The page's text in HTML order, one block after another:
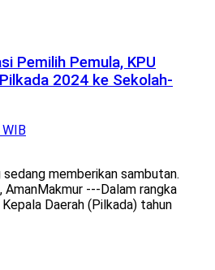
Pemilih Pemula, KPU
2024 ke Sekolah-
sedang memberikan sambutan.
AmanMakmur ---Dalam rangka
Daerah (Pilkada) tahun